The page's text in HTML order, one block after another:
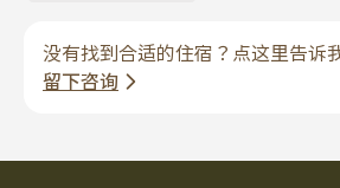
没有找到合适的住宿？点这里告诉
留下咨询